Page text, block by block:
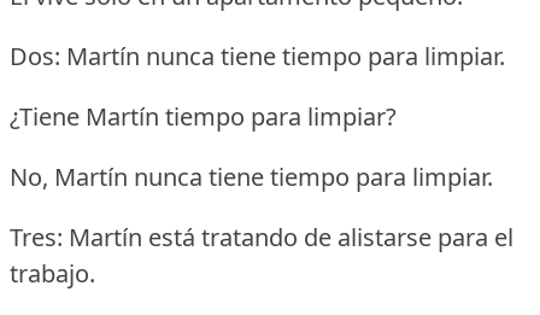
Dos: Martín nunca tiene tiempo para limpiar.
¿Tiene Martín tiempo para limpiar?
No, Martín nunca tiene tiempo para limpiar.
Tres: Martín está tratando de alistarse para el
trabajo.